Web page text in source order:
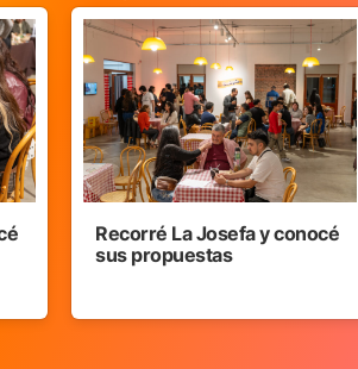
Recorré La Josefa y conocé
sus propuestas